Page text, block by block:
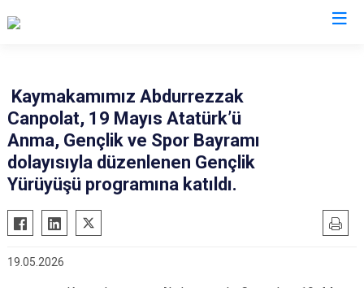
Gebze
Gölcük
Kandıra
Körfez
Derince
Başiskele
Darıca
Çayırova
Kaymakamımız Abdurrezzak
Canpolat, 19 Mayıs Atatürk’ü
Anma, Gençlik ve Spor Bayramı
dolayısıyla düzenlenen Gençlik
Yürüyüşü programına katıldı.
19.05.2026